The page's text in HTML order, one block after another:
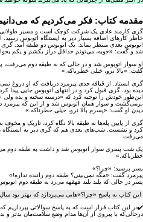
مقدمه کتاب: فکر می‌کردیم که
گری کارمند عادی یک شرکت کوچک است و مسیر
خاطر کارهای اضافه بسیار دیر به ایستگاه اتوبوس
اتوبوس بعدی منتظر بماند. یک اتوبوس دو طبقه آمد.
شد و گفت: «خوبه، می‌تونم حداقل دراز بکشم و یکم
او سوار اتوبوس شد و در حالی که به طبقه دوم می‌رفت،
گفت: «بالا نرو، خیلی خطرناکه.»
گری ایستاد. از قیافه جدی پیرمرد دریافت که او دروغ
دیده بود. گری قبول کرد و در انتهای اتوبوس جایی پیدا
این‌طور خودش را توجیه کرد که «درسته سخته و بده ولی
برمی‌گشت و سوار همان اتوبوس شد و از این که پیرمرد
دیدن او گفت: «پسرم بالا نرو، خیلی خطرناکه.»
گری از پایین پله‌ها به طبقه بالا نگاه کرد، تاریک و
کرد و نشست. شب‌های بعدی هم که گری دیر به ایستگاه
می‌رفت.
یک شب پسری سوار اتوبوس شد و داشت به طبقه دوم
خطرناکه.»
پسر پرسید: «چرا؟»
پیرمرد گفت: «مگه نمی‌بینی؟ طبقه دوم راننده نداره!»
پسر در حالی که بلند بلند قهقهه می‌زد به طبقه دوم
این کتاب به پاسخ «چرا؟»هایی می‌پردازد که بهتر بود
✔️در این کتاب قرار است که به پاسخ سوالاتی بپردازیم
درحالی‌که با پیروی از آن‌ها مدام وضع سلامت‌مان بدتر